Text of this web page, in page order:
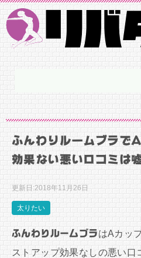
ふんわりルームブラで
効果ない悪い口コミは
更新日:2018年11月26日
太りたい
ふんわりルームブラはAカッ
ストアップ効果なしの悪い口